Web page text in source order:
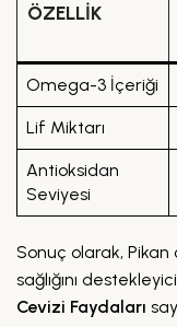
ÖZELLIK
Omega-3 İçeriği
Lif Miktarı
Antioksidan
Seviyesi
Sonuç olarak,
sağlığını
Cevizi Faydaları